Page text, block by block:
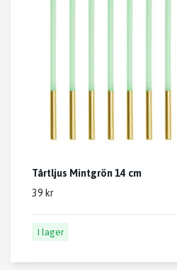
Tårtljus Mintgrön 14 cm
39 kr
I lager